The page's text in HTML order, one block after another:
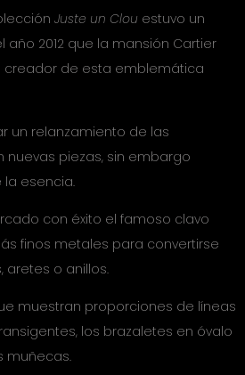
Juste un Clou estuvo un
2012 que la mansión Cartier
de esta emblemática
un relanzamiento de las
nuevas piezas, sin embargo
esencia.
con éxito el famoso clavo
finos metales para convertirse
aretes o anillos.
muestran proporciones de líneas
los brazaletes en óvalo
muñecas.